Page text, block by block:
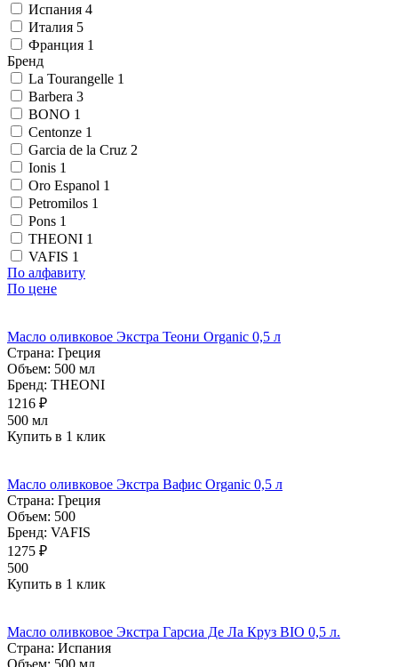
Испания 4
Италия 5
Франция 1
Бренд
La Tourangelle 1
Barbera 3
BONO 1
Centonze 1
Garcia de la Cruz 2
Ionis 1
Oro Espanol 1
Petromilos 1
Pons 1
THEONI 1
VAFIS 1
По алфавиту
По цене
Масло оливковое Экстра Теони Organic 0,5 л
Страна: Греция
Объем: 500 мл
Бренд: THEONI
1216 ₽
500 мл
Купить в 1 клик
Масло оливковое Экстра Вафис Organic 0,5 л
Страна: Греция
Объем: 500
Бренд: VAFIS
1275 ₽
500
Купить в 1 клик
Масло оливковое Экстра Гарсиа Де Ла Круз BIO 0,5 л.
Страна: Испания
Объем: 500 мл